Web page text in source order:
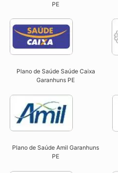
PE​
Plano de Saúde Saúde Caixa
Garanhuns PE​
Plano de Saúde Amil Garanhuns
PE